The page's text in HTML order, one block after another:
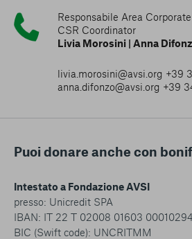
Responsabile Area
CSR Coordinator
Livia Morosini | Anna
livia.morosini@avsi.org +39
anna.difonzo@avsi.org +39
Puoi donare anche con
Intestato a Fondazione AVSI
presso: Unicredit SPA
IBAN: IT 22 T 02008 01603
BIC (Swift code): UNCRITMM